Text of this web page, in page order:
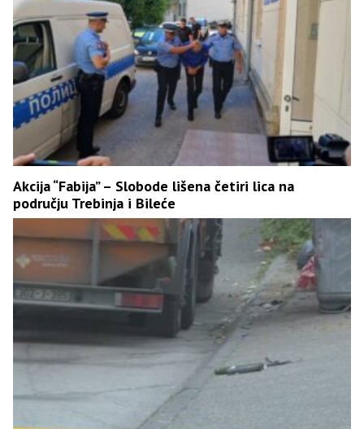
Akcija “Fabija” – Slobode lišena četiri lica na
području Trebinja i Bileće